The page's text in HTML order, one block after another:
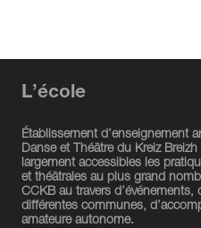
L’école
Établissement d’enseignement
Danse et Théâtre du Kreiz
largement accessibles les
et théâtrales au plus grand
CCKB au travers
différentes communes,
amateure autonome.